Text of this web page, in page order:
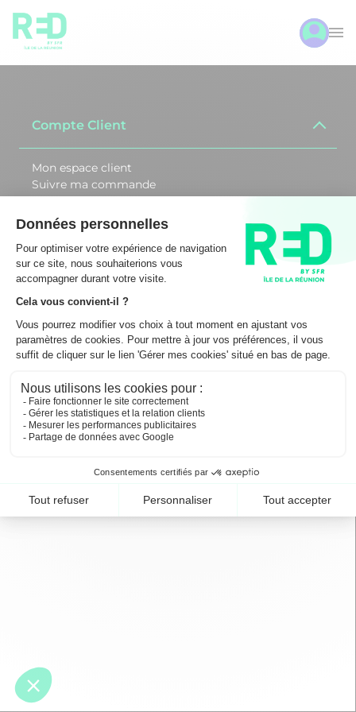
Compte Client
Mon espace client
Suivre ma commande
Activer ma carte SIM
Débloquer ma SIM
Changer de CB
Assistance
REDbySFR Réunion